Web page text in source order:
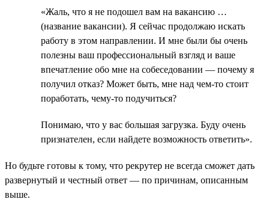
«Жаль, что я не подошел вам на вакансию …
(название вакансии). Я сейчас продолжаю искать
работу в этом направлении. И мне были бы очень
полезны ваш профессиональный взгляд и ваше
впечатление обо мне на собеседовании — почему я
получил отказ? Может быть, мне над чем-то стоит
поработать, чему-то подучиться?
Понимаю, что у вас большая загрузка. Буду очень
признателен, если найдете возможность ответить».
Но будьте готовы к тому, что рекрутер не всегда сможет дать
развернутый и честный ответ — по причинам, описанным
выше.